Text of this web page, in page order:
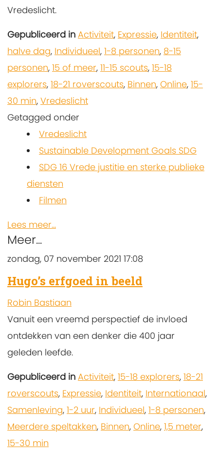
Vredeslicht.
Gepubliceerd in Activiteit, Expressie, Identiteit,
halve dag, Individueel, 1-8 personen, 8-15
personen, 15 of meer, 11-15 scouts, 15-18
explorers, 18-21 roverscouts, Binnen, Online, 15-
30 min, Vredeslicht
Getagged onder
Vredeslicht
Sustainable Development Goals SDG
SDG 16 Vrede justitie en sterke publieke
diensten
Filmen
Lees meer...
Meer...
zondag, 07 november 2021 17:08
Hugo’s erfgoed in beeld
Robin Bastiaan
Vanuit een vreemd perspectief de invloed
ontdekken van een denker die 400 jaar
geleden leefde.
Gepubliceerd in Activiteit, 15-18 explorers, 18-21
roverscouts, Expressie, Identiteit, Internationaal,
Samenleving, 1-2 uur, Individueel, 1-8 personen,
Meerdere speltakken, Binnen, Online, 1,5 meter,
15-30 min